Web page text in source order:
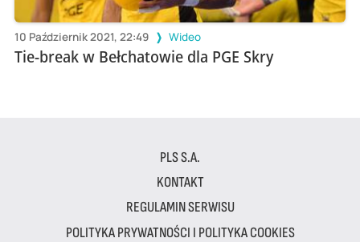
10 Październik 2021, 22:49 Wideo
Tie-break w Bełchatowie dla PGE Skry
PLS S.A.
KONTAKT
REGULAMIN SERWISU
POLITYKA PRYWATNOŚCI I POLITYKA COOKIES